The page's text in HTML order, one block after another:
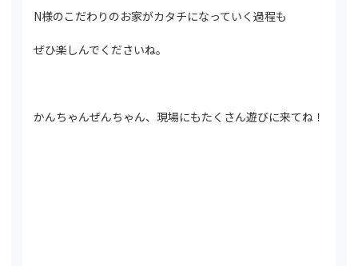
N様のこだわりのお家がカタチになっていく過程も
ぜひ楽しんでくださいね。
かんちゃんぜんちゃん、現場にもたくさん遊びに来てね！